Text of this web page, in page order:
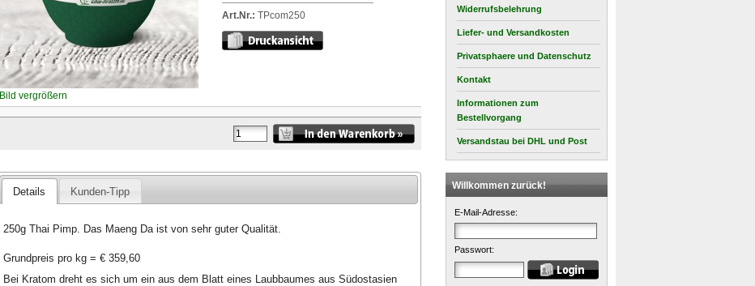
Bild vergrößern
Art.Nr.: TPcom250
Details Kunden-Tipp
250g Thai Pimp. Das Maeng Da ist von sehr guter Qualität.
Grundpreis pro kg = € 359,60
Bei Kratom dreht es sich um ein aus dem Blatt eines Laubbaumes aus Südostasien
Widerrufsbelehrung
Liefer- und Versandkosten
Privatsphaere und Datenschutz
Kontakt
Informationen zum
Bestellvorgang
Versandstau bei DHL und Post
Willkommen zurück!
E-Mail-Adresse:
Passwort: